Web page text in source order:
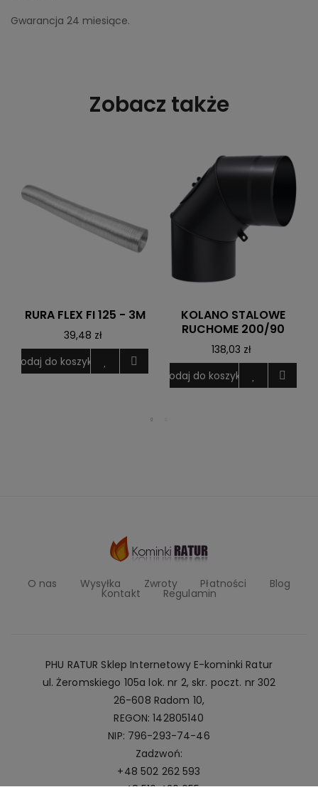
Gwarancja 24 miesiące.
Zobacz także
RURA FLEX FI 125 - 3M
39,48 zł
Dodaj do koszyka
KOLANO STALOWE
RUCHOME 200/90
138,03 zł
Dodaj do koszyka
O nas Wysyłka Zwroty Płatności Blog
Kontakt Regulamin
PHU RATUR Sklep Internetowy E-kominki Ratur
ul. Żeromskiego 105a lok. nr 2, skr. poczt. nr 302
26-608 Radom 10,
REGON: 142805140
NIP: 796-293-74-46
Zadzwoń:
+48 502 262 593